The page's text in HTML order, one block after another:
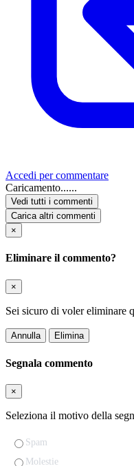
Accedi per commentare
Caricamento......
Vedi tutti i commenti
Carica altri commenti
×
Eliminare il commento?
×
Sei sicuro di voler eliminare
Annulla Elimina
Segnala commento
×
Seleziona il motivo della
Spam
Molestie